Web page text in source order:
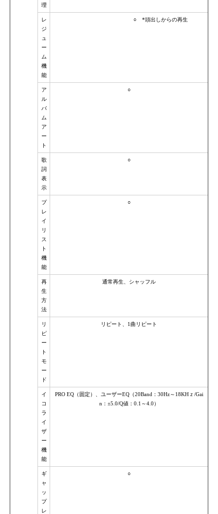
理
レ
ジ
ュ
ー
ム
機
能
○ *頭出しからの再生
ア
ル
バ
ム
ア
ー
ト
○
歌
詞
表
示
○
プ
レ
イ
リ
ス
ト
機
能
○
再
生
方
法
通常再生、シャッフル
リ
ピ
ー
ト
モ
ー
ド
リピート、1曲リピート
イ
コ
ラ
イ
ザ
ー
機
能
PRO EQ（固定）、ユーザーEQ（20Band：30Hz～18KHｚ/Gai
n：±5.0/Q値：0.1～4.0）
ギ
ャ
ッ
プ
レ
○